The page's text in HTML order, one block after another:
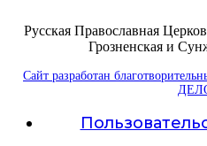
Русская Православная
Грозненская и
Сайт разработан